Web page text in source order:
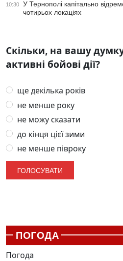
10:30
У Тернополі капітально
чотирьох локаціях
Скільки, на вашу
активні бойові дії?
ще декілька років
не менше року
не можу сказати
до кінця цієї зими
не менше півроку
ПОГОДА
Погода